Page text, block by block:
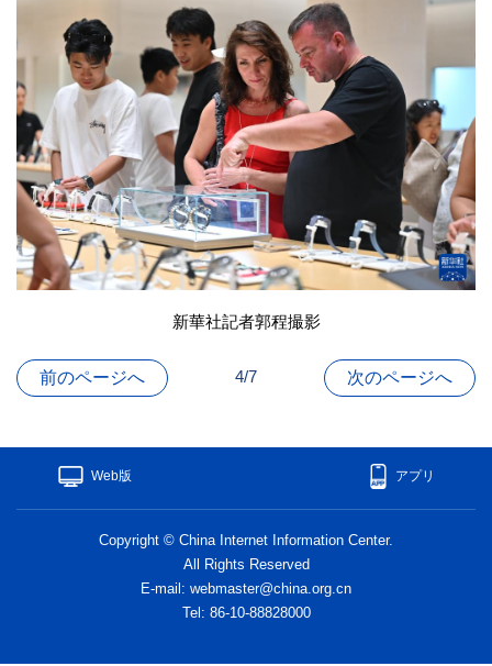
新華社記者郭程撮影
前のページへ 4/7 次のページへ
Web版 アプリ
Copyright © China Internet Information Center.
All Rights Reserved
E-mail: webmaster@china.org.cn
Tel: 86-10-88828000